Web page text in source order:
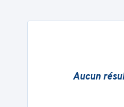
Aucun